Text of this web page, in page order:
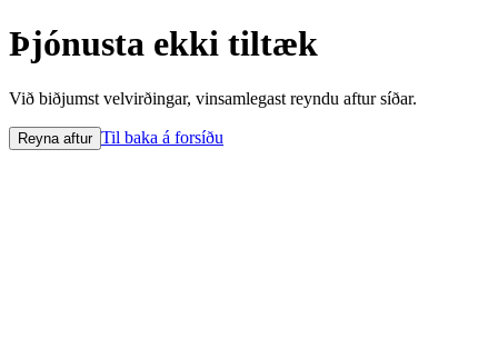
Þjónusta ekki tiltæk
Við biðjumst velvirðingar, vinsamlegast reyndu aftur síðar.
Reyna aftur Til baka á forsíðu